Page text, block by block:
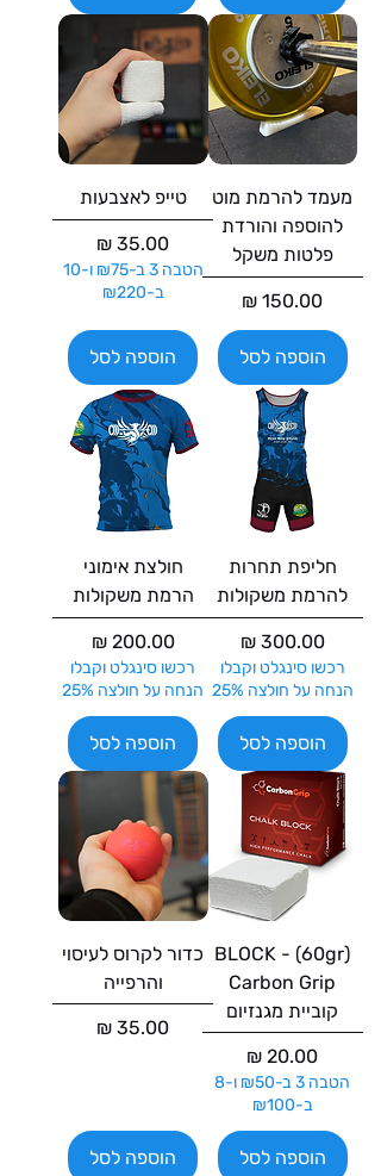
מעמד להרמת מוט
להוספה והורדת
פלטות משקל
מחיר
הוספה לסל
טייפ לאצבעות
מחיר
הטבה 3 ב-₪75 ו-10
ב-₪220
הוספה לסל
חליפת תחרות
להרמת משקולות
מחיר‏300.00 ‏₪
רכשו סינגלט וקבלו
הנחה על חולצה 25%
הוספה לסל
חולצת אימוני
הרמת משקולות
מחיר‏200.00 ‏₪
רכשו סינגלט וקבלו
הנחה על חולצה 25%
הוספה לסל
(60gr) BLOCK -
Carbon Grip
קוביית מגנזיום
מחיר
הטבה 3 ב-₪50 ו-8
ב-₪100
הוספה לסל
כדור לקרוס לעיסוי
והרפייה
מחיר
הוספה לסל